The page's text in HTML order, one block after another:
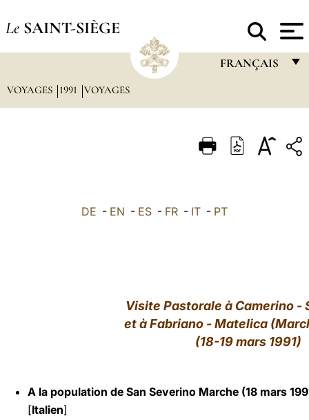
Le SAINT-SIÈGE
FRANÇAIS
ITALIANO
中文
LATINE
VOYAGES 1991 VOYAGES
DE - EN - ES - FR - IT - PT
Visite Pastorale à Camerino -
et à Fabriano - Matelica
(18-19 mars 1991)
A la population de San Severino Marche (18 mars
[Italien]